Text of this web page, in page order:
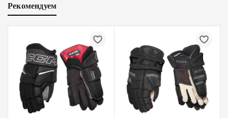
Рекомендуем